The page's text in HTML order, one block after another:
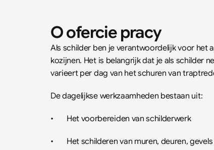
O ofercie pracy
Als schilder ben je verantwoordelijk voor het
kozijnen. Het is belangrijk dat je als schilder
varieert per dag van het schuren van
De dagelijkse werkzaamheden bestaan uit:
•	Het voorbereiden van schilderwerk
•	Het schilderen van muren, deuren,